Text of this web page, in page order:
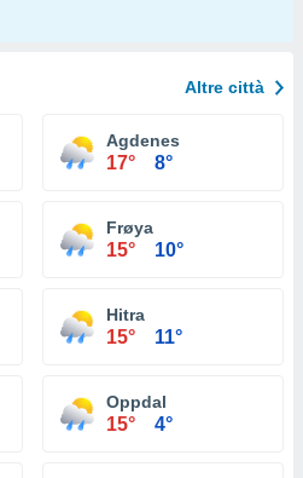
Altre città
Agdenes
17° 8°
Frøya
15° 10°
Hitra
15° 11°
Oppdal
15° 4°